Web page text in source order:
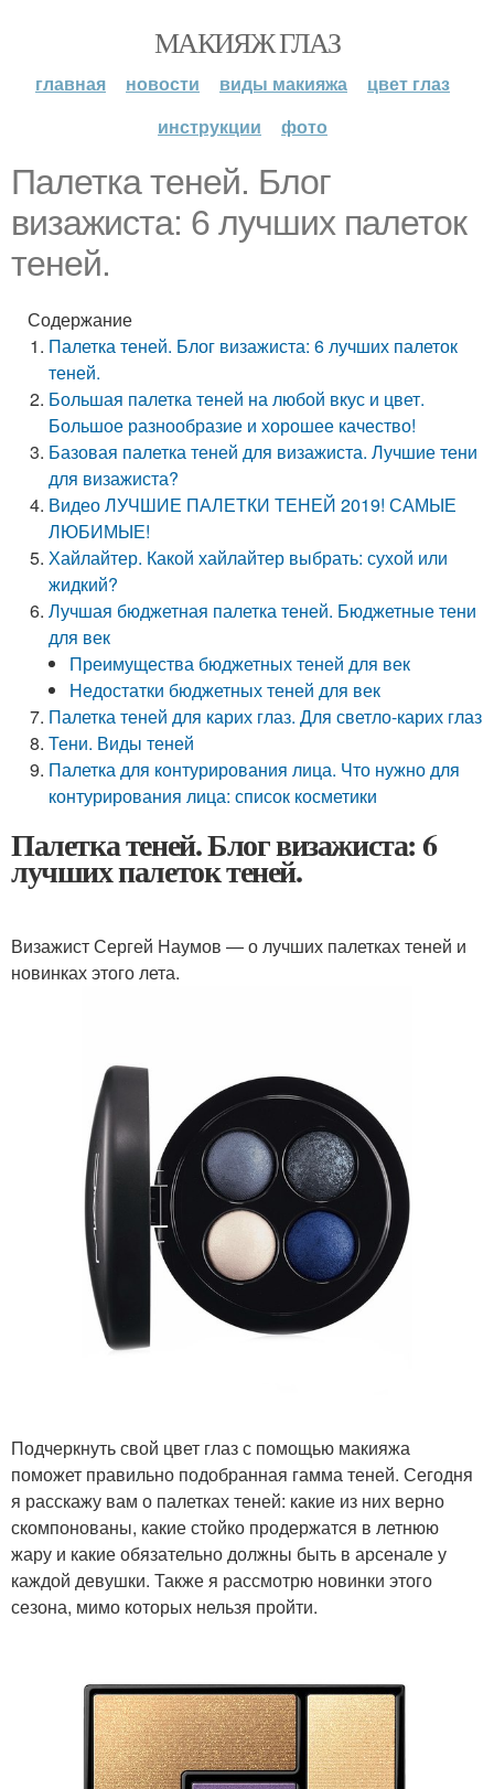
МАКИЯЖ ГЛАЗ
главная новости виды макияжа
цвет глаз
инструкции
фото
Палетка теней. Блог
визажиста: 6 лучших палеток
теней.
Содержание
Палетка теней. Блог визажиста: 6 лучших палеток
теней.
Большая палетка теней на любой вкус и цвет.
Большое разнообразие и хорошее качество!
Базовая палетка теней для визажиста. Лучшие тени
для визажиста?
Видео ЛУЧШИЕ ПАЛЕТКИ ТЕНЕЙ 2019! САМЫЕ
ЛЮБИМЫЕ!
Хайлайтер. Какой хайлайтер выбрать: сухой или
жидкий?
Лучшая бюджетная палетка теней. Бюджетные тени
для век
Преимущества бюджетных теней для век
Недостатки бюджетных теней для век
Палетка теней для карих глаз. Для светло-карих глаз
Тени. Виды теней
Палетка для контурирования лица. Что нужно для
контурирования лица: список косметики
Палетка теней. Блог визажиста: 6
лучших палеток теней.
Визажист Сергей Наумов — о лучших палетках теней и
новинках этого лета.
Подчеркнуть свой цвет глаз с помощью макияжа
поможет правильно подобранная гамма теней. Сегодня
я расскажу вам о палетках теней: какие из них верно
скомпонованы, какие стойко продержатся в летнюю
жару и какие обязательно должны быть в арсенале у
каждой девушки. Также я рассмотрю новинки этого
сезона, мимо которых нельзя пройти.